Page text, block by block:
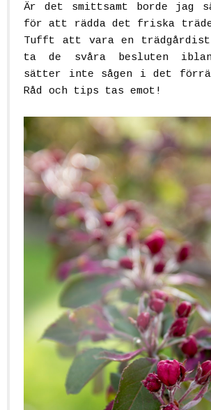
Är det smittsamt borde jag
för att rädda det friska
Tufft att vara en trädgårdist,
ta de svåra besluten
sätter inte sågen i det
Råd och tips tas emot!